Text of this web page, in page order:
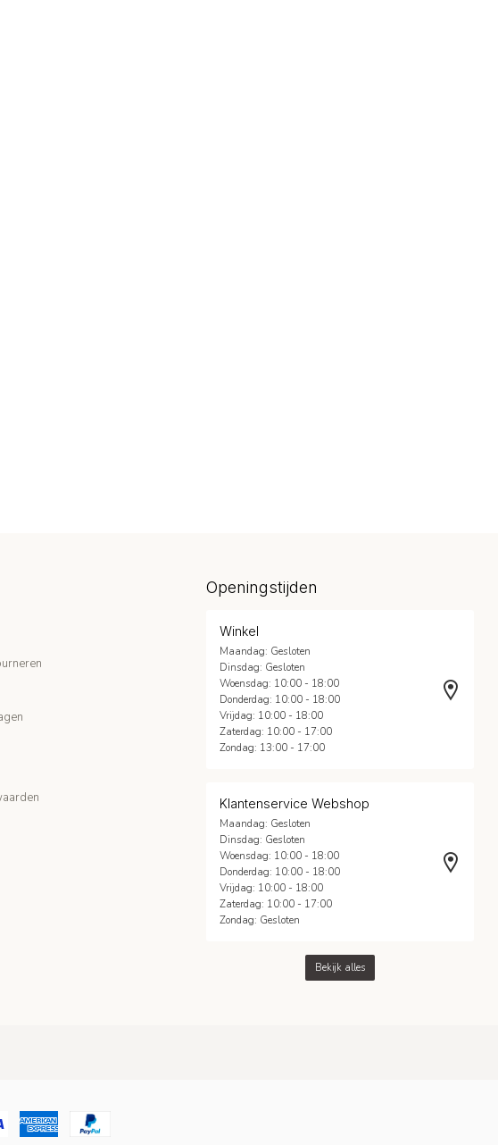
Openingstijden
Winkel
Maandag: Gesloten
Dinsdag: Gesloten
Woensdag: 10:00 - 18:00
Donderdag: 10:00 - 18:00
Vrijdag: 10:00 - 18:00
Zaterdag: 10:00 - 17:00
Zondag: 13:00 - 17:00
Klantenservice Webshop
Maandag: Gesloten
Dinsdag: Gesloten
Woensdag: 10:00 - 18:00
Donderdag: 10:00 - 18:00
Vrijdag: 10:00 - 18:00
Zaterdag: 10:00 - 17:00
Zondag: Gesloten
Bekijk alles